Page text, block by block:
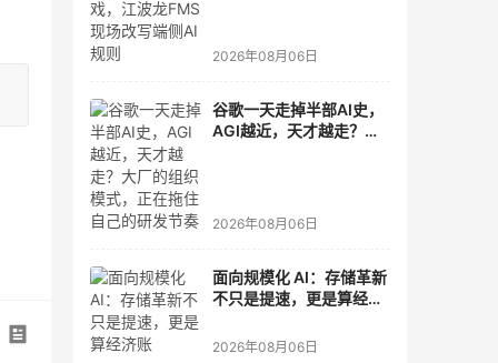
2026年08月06日
谷歌一天走掉半部AI史，
AGI越近，天才越走？大
2026年08月06日
面向规模化 AI：存储革新
不只是提速，更是算经济
2026年08月06日